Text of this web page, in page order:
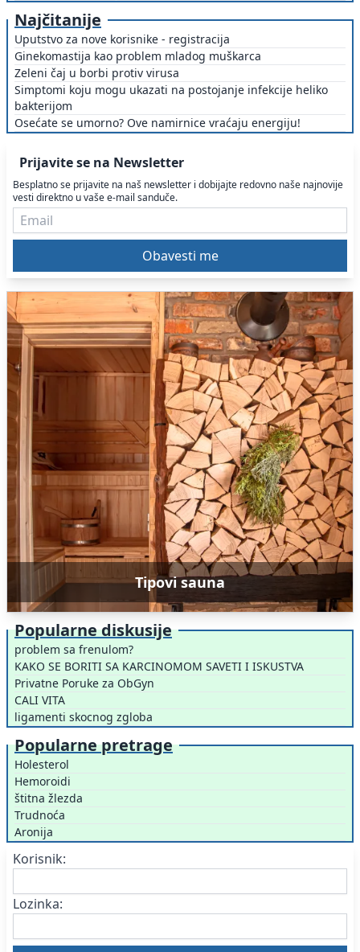
Najčitanije
Uputstvo za nove korisnike - registracija
Ginekomastija kao problem mladog muškarca
Zeleni čaj u borbi protiv virusa
Simptomi koju mogu ukazati na postojanje infekcije heliko
bakterijom
Osećate se umorno? Ove namirnice vraćaju energiju!
Prijavite se na Newsletter
Besplatno se prijavite na naš newsletter i dobijajte redovno naše najnovije
vesti direktno u vaše e-mail sanduče.
Tipovi sauna
Popularne diskusije
problem sa frenulom?
KAKO SE BORITI SA KARCINOMOM SAVETI I ISKUSTVA
Privatne Poruke za ObGyn
CALI VITA
ligamenti skocnog zgloba
Popularne pretrage
Holesterol
Hemoroidi
štitna žlezda
Trudnoća
Aronija
Korisnik:
Lozinka: